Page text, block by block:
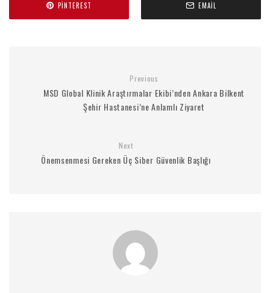
PINTEREST EMAIL
Previous
MSD Global Klinik Araştırmalar Ekibi’nden Ankara Bilkent
Şehir Hastanesi’ne Anlamlı Ziyaret
Next
Önemsenmesi Gereken Üç Siber Güvenlik Başlığı